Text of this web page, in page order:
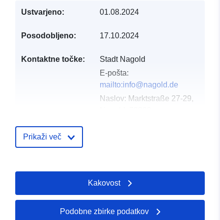
Ustvarjeno: 01.08.2024
Posodobljeno: 17.10.2024
Kontaktne točke:
Stadt Nagold
E-pošta:
mailto:info@nagold.de
Naslov: Marktstraße 27-29,
Katalogski zapis: Dodano v data.europa.eu: 21
2026
Posodobljeno na spletišču
23 July 2026
Prikaži več
Kakovost
Podobne zbirke podatkov